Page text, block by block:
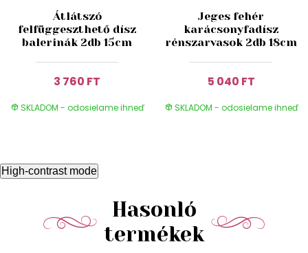
Átlátszó
felfüggeszthető dísz
balerinák 2db 15cm
3 760 FT
SKLADOM - odosielame ihneď
Jeges fehér
karácsonyfadísz
rénszarvasok 2db 18cm
5 040 FT
SKLADOM - odosielame ihneď
High-contrast mode
Hasonló
termékek